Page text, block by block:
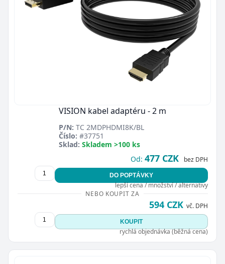
VISION kabel adaptéru - 2 m
P/N: TC 2MDPHDMI8K/BL
Číslo: #37751
Sklad: Skladem >100 ks
Od: 477 CZK bez DPH
DO POPTÁVKY
lepší cena / množství / alternativy
NEBO KOUPIT ZA
594 CZK vč. DPH
KOUPIT
rychlá objednávka (běžná cena)